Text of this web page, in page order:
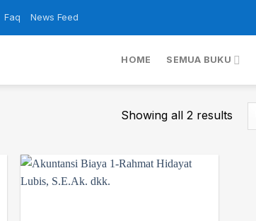
Faq News Feed
HOME SEMUA BUKU
Showing all 2 results